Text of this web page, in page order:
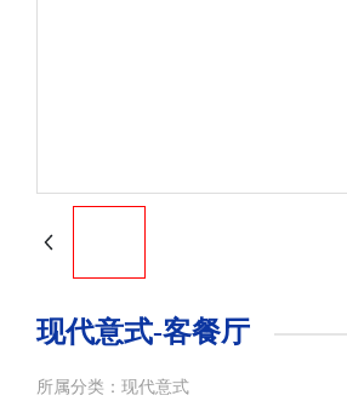
现代意式-客餐厅
所属分类： 现代意式